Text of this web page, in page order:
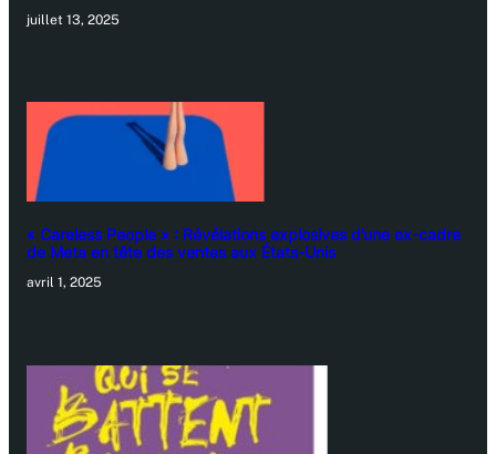
juillet 13, 2025
« Careless People » : Révélations explosives d’une ex-cadre
de Meta en tête des ventes aux États-Unis
avril 1, 2025